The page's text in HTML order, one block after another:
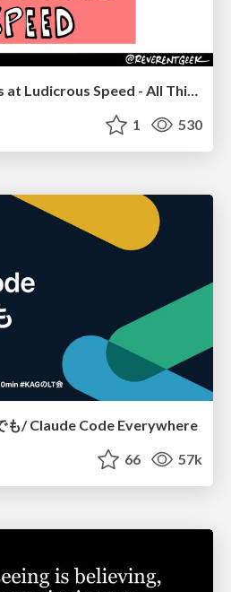
JAMstack: Web Apps at Ludicrous Speed - All Things Open 2022
1 530
も/ Claude Code Everywhere
66 57k